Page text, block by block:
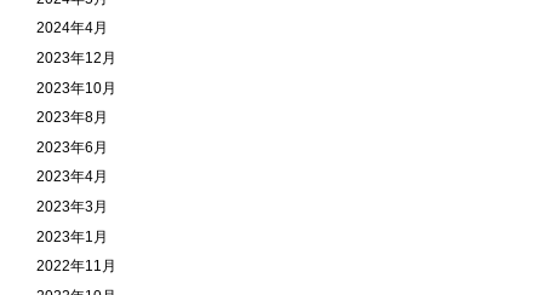
2024年4月
2023年12月
2023年10月
2023年8月
2023年6月
2023年4月
2023年3月
2023年1月
2022年11月